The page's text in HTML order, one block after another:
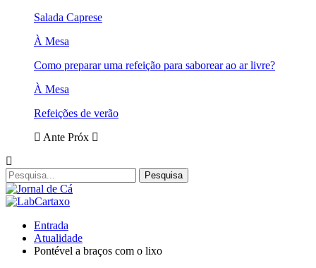
Salada Caprese
À Mesa
Como preparar uma refeição para saborear ao ar livre?
À Mesa
Refeições de verão
Ante Próx
Entrada
Atualidade
Pontével a braços com o lixo